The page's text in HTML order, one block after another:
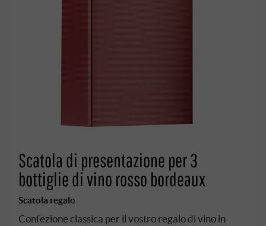
Scatola di presentazione per 3
bottiglie di vino rosso bordeaux
Scatola regalo
Confezione classica per il vostro regalo di vino in